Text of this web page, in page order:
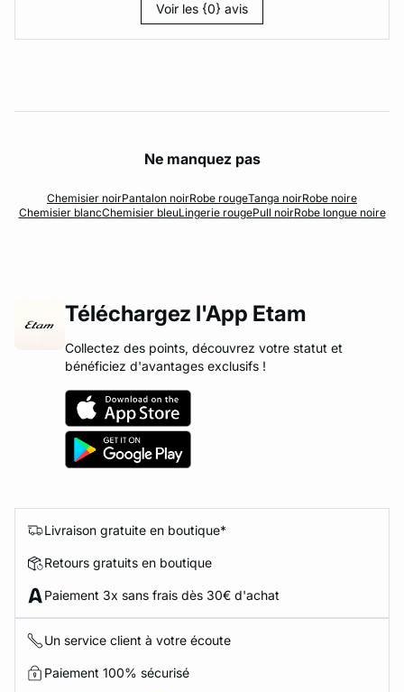
Voir les {0} avis
Ne manquez pas
Chemisier noirPantalon noirRobe rougeTanga noirRobe noire
Chemisier blancChemisier bleuLingerie rougePull noirRobe longue noire
Téléchargez l'App Etam
Collectez des points, découvrez votre statut et
bénéficiez d'avantages exclusifs !
Livraison gratuite en boutique*
Retours gratuits en boutique
Paiement 3x sans frais dès 30€ d'achat
Un service client à votre écoute
Paiement 100% sécurisé